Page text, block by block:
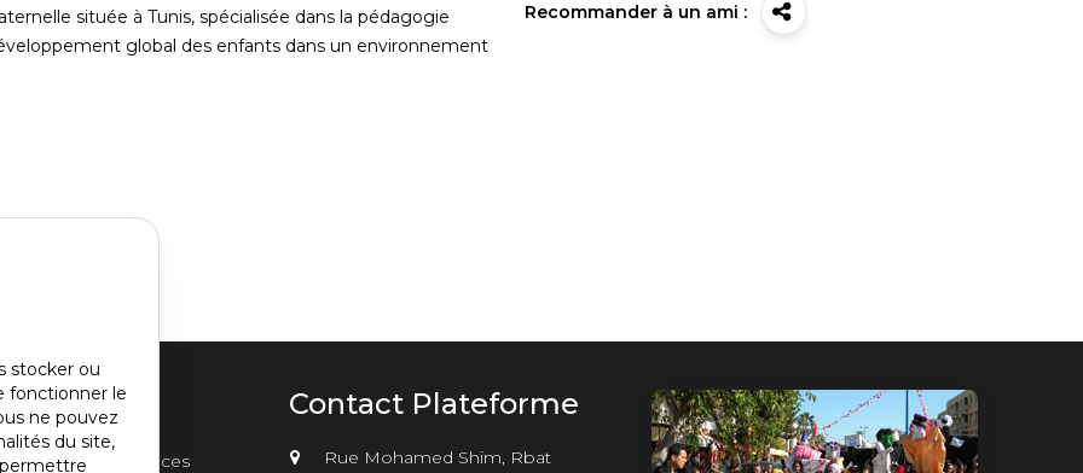
située à Tunis, spécialisée dans la pédagogie
global des enfants dans un environnement
Recommander à un ami :
stocker ou
fonctionner le
ne pouvez
du site,
Annonces
Contact Plateforme
Rue Mohamed Shim, Rbat